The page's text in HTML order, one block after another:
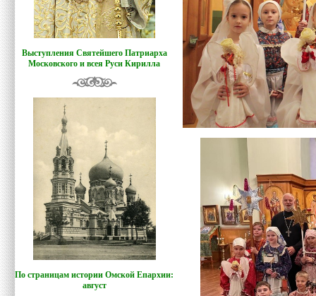
Выступления Святейшего Патриарха
Московского и всея Руси Кирилла
По страницам истории Омской Епархии:
август